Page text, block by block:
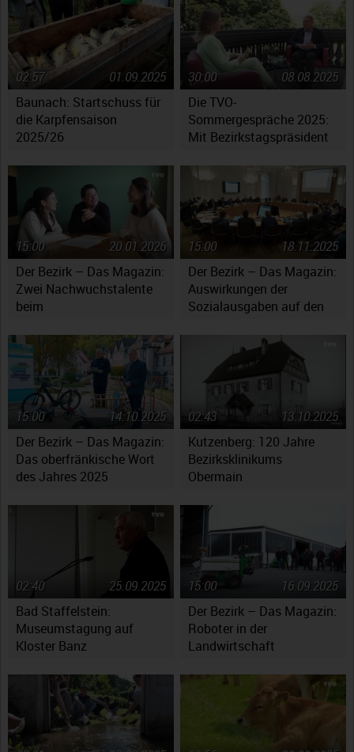
Baunach: Startschuss für
die Karpfensaison
2025/26
01.09.2025
02:57
Die TVO-
Sommergespräche 2025:
Mit Bezirkstagspräsident
08.08.2025
30:00
Der Bezirk – Das Magazin:
Zwei Nachwuchstalente
beim
Oberfranken
20.01.2026
15:00
Der Bezirk – Das Magazin:
Auswirkungen der
Sozialausgaben auf den
18.11.2025
15:00
Der Bezirk – Das Magazin:
Das oberfränkische Wort
des Jahres 2025
14.10.2025
15:00
Kutzenberg: 120 Jahre
Bezirksklinikums
Obermain
13.10.2025
02:43
Bad Staffelstein:
Museumstagung auf
Kloster Banz
25.09.2025
02:40
Der Bezirk – Das Magazin:
Roboter in der
Landwirtschaft
16.09.2025
15:00